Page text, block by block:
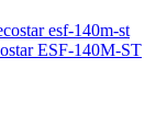
ESF-140M-ST